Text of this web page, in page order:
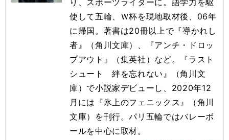
使して五輪、Ｗ杯を現地取材後、06年
に帰国。著書は20冊以上で『導かれし
者』（角川文庫）、『アンチ・ドロッ
プアウト』（集英社）など。『ラスト
シュート 絆を忘れない』（角川文
庫）で小説家デビューし、2020年12
月には『氷上のフェニックス』（角川
文庫）を刊行。パリ五輪ではバレーボ
ールを中心に取材。